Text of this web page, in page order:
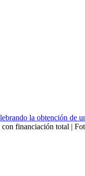
con financiación total |